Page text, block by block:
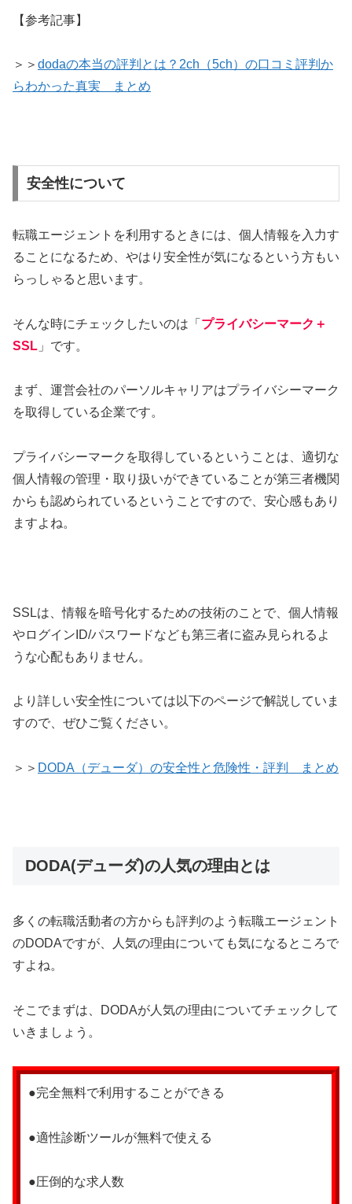
【参考記事】
＞＞ dodaの本当の評判とは？2ch（5ch）の口コミ評判か
らわかった真実 まとめ
安全性について
転職エージェントを利用するときには、個人情報を入力す
ることになるため、やはり安全性が気になるという方もい
らっしゃると思います。
そんな時にチェックしたいのは「 プライバシーマーク＋
SSL 」です。
まず、運営会社のパーソルキャリアはプライバシーマーク
を取得している企業です。
プライバシーマークを取得しているということは、適切な
個人情報の管理・取り扱いができていることが第三者機関
からも認められているということですので、安心感もあり
ますよね。
SSLは、情報を暗号化するための技術のことで、個人情報
やログインID/パスワードなども第三者に盗み見られるよ
うな心配もありません。
より詳しい安全性については以下のページで解説していま
すので、ぜひご覧ください。
＞＞ DODA（デューダ）の安全性と危険性・評判 まとめ
DODA(デューダ)の人気の理由とは
多くの転職活動者の方からも評判のよう転職エージェント
のDODAですが、人気の理由についても気になるところで
すよね。
そこでまずは、DODAが人気の理由についてチェックして
いきましょう。
●完全無料で利用することができる
●適性診断ツールが無料で使える
●圧倒的な求人数